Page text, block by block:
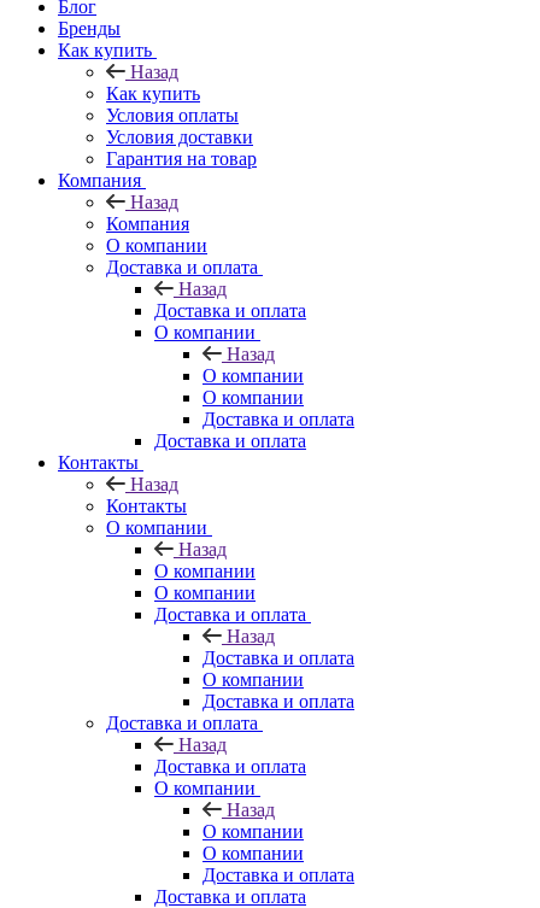
Блог
Бренды
Как купить
Назад
Как купить
Условия оплаты
Условия доставки
Гарантия на товар
Компания
Назад
Компания
О компании
Доставка и оплата
Назад
Доставка и оплата
О компании
Назад
О компании
О компании
Доставка и оплата
Доставка и оплата
Контакты
Назад
Контакты
О компании
Назад
О компании
О компании
Доставка и оплата
Назад
Доставка и оплата
О компании
Доставка и оплата
Доставка и оплата
Назад
Доставка и оплата
О компании
Назад
О компании
О компании
Доставка и оплата
Доставка и оплата